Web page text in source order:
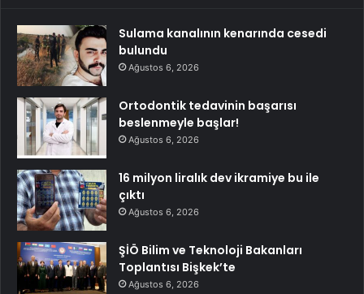
Sulama kanalının kenarında cesedi
bulundu
Ağustos 6, 2026
Ortodontik tedavinin başarısı
beslenmeyle başlar!
Ağustos 6, 2026
16 milyon liralık dev ikramiye bu ile
çıktı
Ağustos 6, 2026
ŞİÖ Bilim ve Teknoloji Bakanları
Toplantısı Bişkek’te
Ağustos 6, 2026